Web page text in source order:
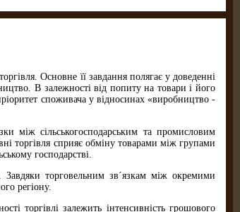
Основне її завдання полягає у доведенні
В залежності від попиту на товари і його
споживача у відносинах «виробництво -
між сільськогосподарським та промисловим
торгівля сприяє обміну товарами між групами
господарстві.
Завдяки торговельним зв´язкам між окремими
регіону.
торгівлі залежить інтенсивність грошового